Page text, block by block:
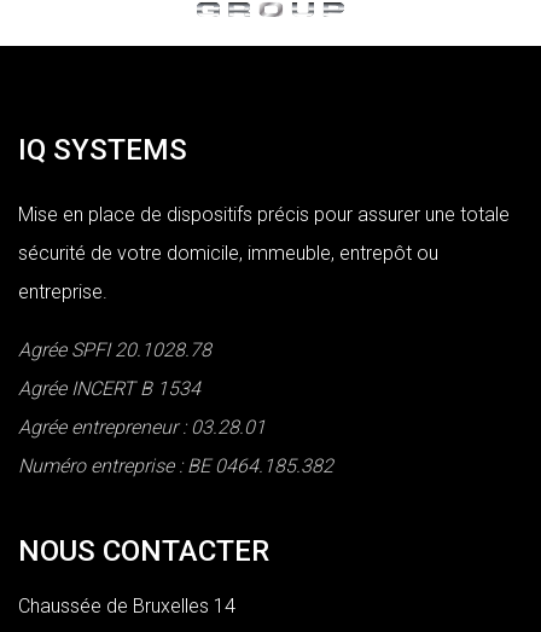
IQ SYSTEMS
Mise en place de dispositifs précis pour assurer une totale
sécurité de votre domicile, immeuble, entrepôt ou
entreprise.
Agrée SPFI 20.1028.78
Agrée INCERT B 1534
Agrée entrepreneur : 03.28.01
Numéro entreprise : BE 0464.185.382
NOUS CONTACTER
Chaussée de Bruxelles 14